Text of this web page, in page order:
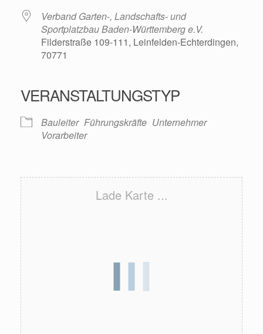
Verband Garten-, Landschafts- und
Sportplatzbau Baden-Württemberg e.V.
Filderstraße 109-111, Leinfelden-Echterdingen,
70771
VERANSTALTUNGSTYP
Bauleiter Führungskräfte Unternehmer
Vorarbeiter
Lade Karte ...